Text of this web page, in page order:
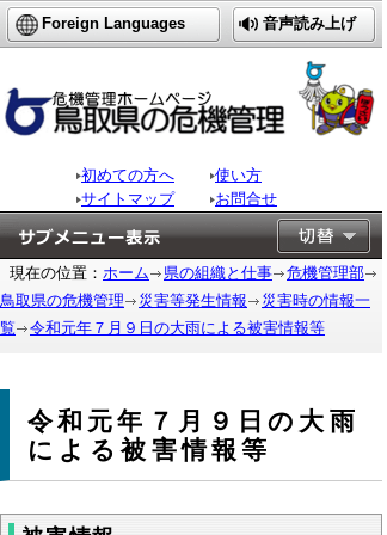
Foreign Languages 音声読み上げ
初めての方へ
使い方
サイトマップ
お問合せ
現在の位置： ホーム 県の組織と仕事
危機管理部
鳥取県の危機管理
災害等発生情報
災害時の情報一
覧
令和元年７月９日の大雨による被害情報等
令和元年７月９日の大雨
による被害情報等